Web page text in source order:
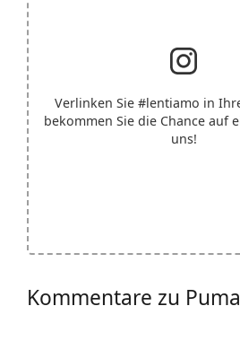
Verlinken Sie #lentiamo in
bekommen Sie die Chance auf
uns!
Kommentare zu Puma